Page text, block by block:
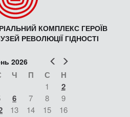
КОМПЛЕКС ГЕРОЇВ
РЕВОЛЮЦІЇ ГІДНОСТІ
Попер
2026
Ч П С Н
1 2
6 7 8
9
13 14 15
16